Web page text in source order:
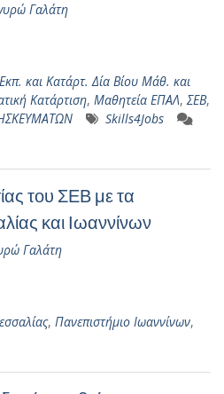
Γαλάτη
και Κατάρτ. Δία Βίου Μάθ. και
Κατάρτιση, Μαθητεία ΕΠΑΛ,ΣΕΒ,
Skills4Jobs
του ΣΕΒ με τα
και Ιωαννίνων
Γαλάτη
, Πανεπιστήμιο Ιωαννίνων,